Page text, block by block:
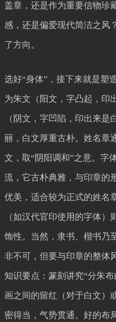
盖章，还是作为重要信物珍
感，还是偏爱现代简洁之风
了方向。
选好“身体”，接下来就是
为朱文（阳文，字凸起，印
（阴文，字凹陷，印出来
丽，白文厚重古朴。姓名章
文，取“阴阳调和”之意。字
流，它古朴典雅，与印章的
优美，适合较为正式的姓名
（如汉代官印使用的字体
饰性。当然，隶书、楷书乃
非不可，但要与印章的整体
知识要点：篆刻讲究“分朱
画之间的留红（对于白文）
密得当，气势贯通。好的布